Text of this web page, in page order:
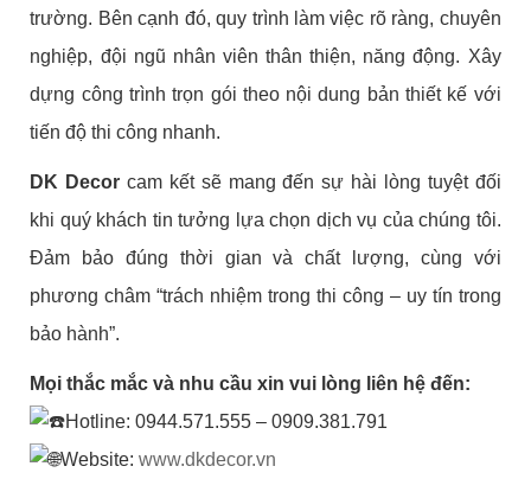
trường. Bên cạnh đó, quy trình làm việc rõ ràng, chuyên
nghiệp, đội ngũ nhân viên thân thiện, năng động. Xây
dựng công trình trọn gói theo nội dung bản thiết kế với
tiến độ thi công nhanh.
DK Decorcam kết sẽ mang đến sự hài lòng tuyệt đối
khi quý khách tin tưởng lựa chọn dịch vụ của chúng tôi.
Đảm bảo đúng thời gian và chất lượng, cùng với
phương châm “trách nhiệm trong thi công – uy tín trong
bảo hành”.
Mọi thắc mắc và nhu cầu xin vui lòng liên hệ đến:
Hotline: 0944.571.555 – 0909.381.791
Website:www.dkdecor.vn